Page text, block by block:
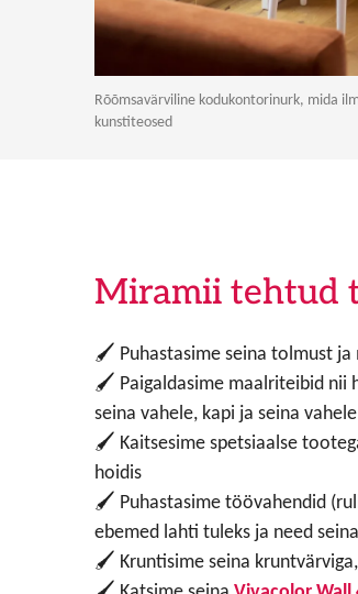
Rõõmsavärviline kodukontorinurk, mida
kunstiteosed
Miramii tehtud
🖌 Puhastasime seina tolmust ja
🖌 Paigaldasime maalriteibid
seina vahele, kapi ja seina vahele
🖌 Kaitsesime spetsiaalse
hoidis
🖌 Puhastasime töövahendid
ebemed lahti tuleks ja need
🖌 Kruntisime seina